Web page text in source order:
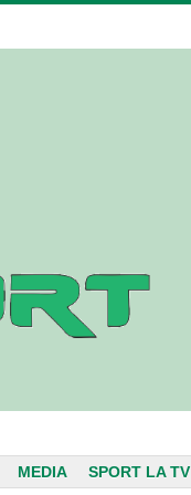
MEDIA SPORT LA TV